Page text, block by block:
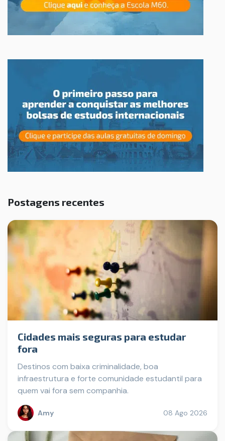
Postagens recentes
Cidades mais seguras para estudar
fora
Destinos com baixa criminalidade, boa
infraestrutura e forte comunidade estudantil para
quem vai fora sem companhia.
Amy 08 Ago 2026